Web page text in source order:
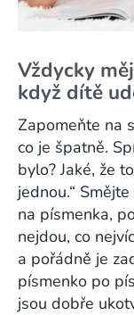
Vždycky
když dítě
Zapomeňte na
co je špatně.
bylo? Jaké, že
jednou.“
na písmenka,
nejdou, co
a pořádně je
písmenko po
jsou dobře